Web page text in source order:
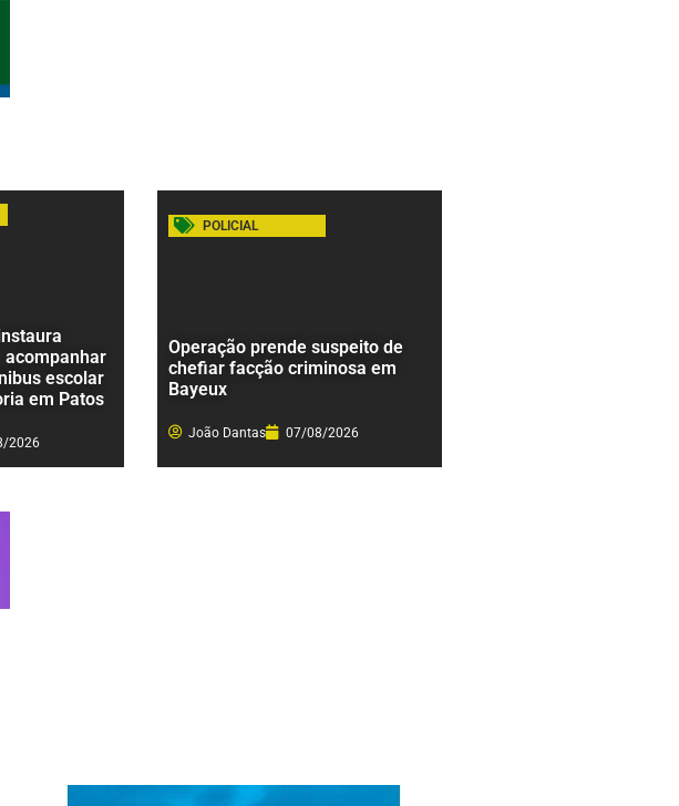
acompanhar
escolar
em Patos
2026
POLICIAL
Operação prende suspeito de
chefiar facção criminosa em
Bayeux
João Dantas 07/08/2026